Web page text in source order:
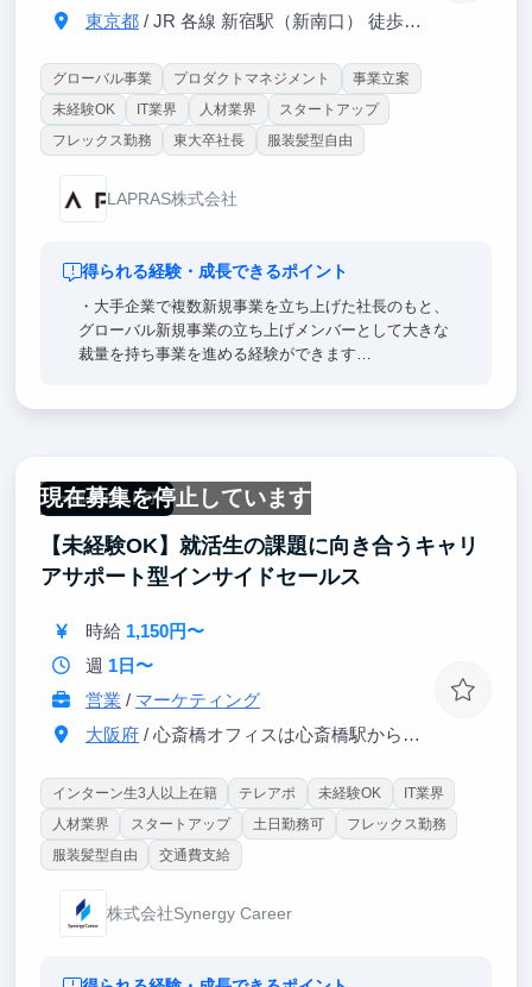
から学ぶ力は就活の自己PRにも直結します。
東京都/ JR 各線 新宿駅（新南口） 徒歩5分
グローバル事業 プロダクトマネジメント
事業立案
未経験OK
IT業界 人材業界
スタートアップ
フレックス勤務
東大卒社長 服装髪型自由
LAPRAS株式会社
得られる経験・成長できるポイント
・大手企業で複数新規事業を立ち上げた社長のもと、
グローバル新規事業の立ち上げメンバーとして大きな
裁量を持ち事業を進める経験ができます
現在募集を停止しています
一部リモート可
【未経験OK】就活生の課題に向き合うキャリ
アサポート型インサイドセールス
時給 1,150円〜
週 1日〜
営業 / マーケティング
大阪府/ 心斎橋オフィスは心斎橋駅から徒歩5分
インターン生3人以上在籍 テレアポ 未経験OK
IT業界
人材業界
スタートアップ 土日勤務可
フレックス勤務
服装髪型自由
交通費支給
株式会社Synergy Career